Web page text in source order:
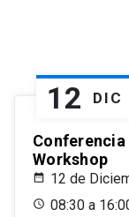
12 DIC
Conferencia
Workshop
12 de
08:30 a